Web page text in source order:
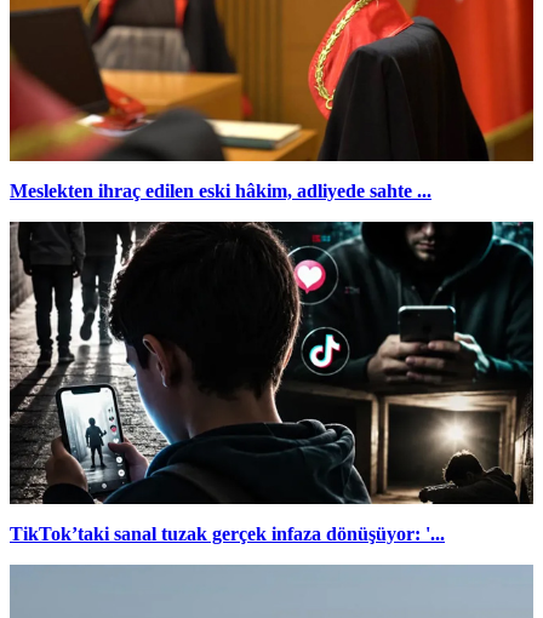
Meslekten ihraç edilen eski hâkim, adliyede sahte ...
TikTok’taki sanal tuzak gerçek infaza dönüşüyor: '...